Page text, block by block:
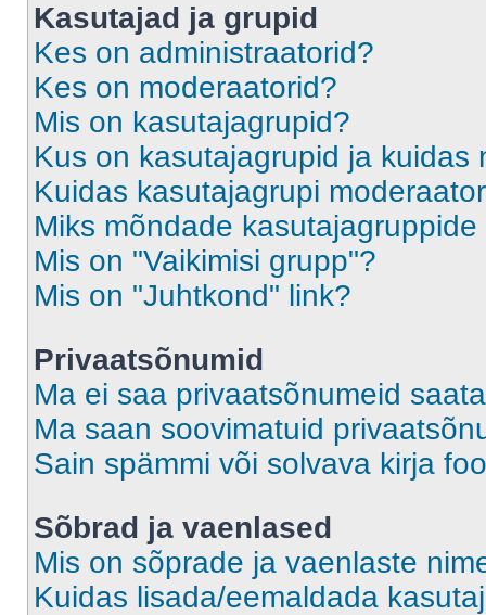
Kasutajad ja grupid
Kes on administraatorid?
Kes on moderaatorid?
Mis on kasutajagrupid?
Kus on kasutajagrupid ja kuidas
Kuidas kasutajagrupi
Miks mõndade
Mis on "Vaikimisi grupp"?
Mis on "Juhtkond" link?
Privaatsõnumid
Ma ei saa privaatsõnumeid
Ma saan soovimatuid
Sain spämmi või solvava kirja
Sõbrad ja vaenlased
Mis on sõprade ja vaenlaste
Kuidas lisada/eemaldada